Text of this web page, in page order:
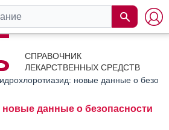
СПРАВОЧНИК
ЛЕКАРСТВЕННЫХ СРЕДСТВ
новые данные о
новые данные о безопасности